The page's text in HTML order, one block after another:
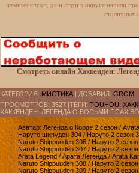
темные слухи, да и люди в округе начали
столичных
Смотреть онлайн Хаккенден:
КАТЕГОРИЯ: МИСТИКА | ДОБАВИЛ: GROM
ПРОСМОТРОВ: 3527 |ТЕГИ: TOUHOU
ХАККЕНДЕН: ЛЕГЕНДА О ВОСЬМИ ПСАХ
Аватар: Легенда о Корре 2 сезон /
Наруто шипуден 304 / Наруто 2 сезон
Naruto Shippuuden 306 / Наруто 2
Naruto Shippuuden 307 / Наруто 2
Arata Legend / Арата Легенда / Arata
Naruto Shippuuden 308 / Наруто 2
Naruto Shippuuden 309 / Наруто 2